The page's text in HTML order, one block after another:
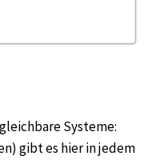
Systeme:
gibt es hier in jedem